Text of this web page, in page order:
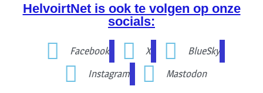
HelvoirtNet is ook te volgen op onze
socials:
Facebook X
BlueSky
Instagram
Mastodon